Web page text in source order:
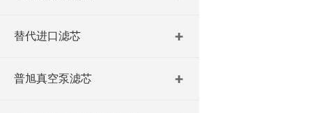
替代进口滤芯
普旭真空泵滤芯